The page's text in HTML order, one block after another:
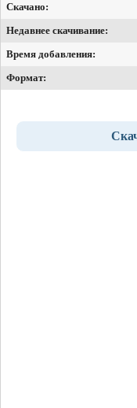
Скачано:
Недавнее скачивание:
Время добавления:
Формат: